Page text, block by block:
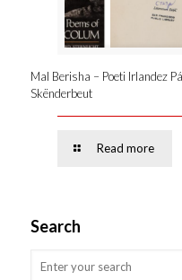
Mal Berisha – Poeti Irlandez
Skënderbeut
Read more
Search